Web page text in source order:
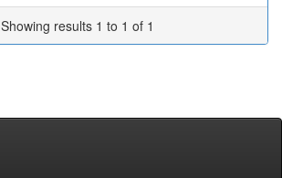
Showing results 1 to 1 of 1